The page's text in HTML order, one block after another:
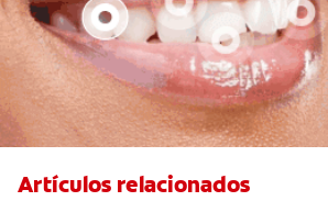
Artículos relacionados